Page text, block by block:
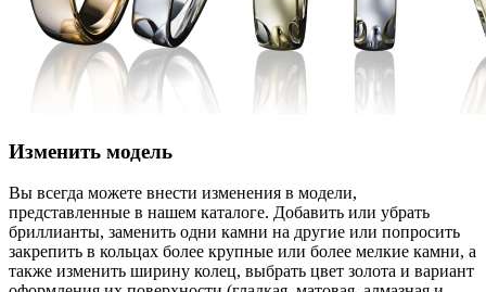
Изменить модель
Вы всегда можете внести изменения в модели,
представленные в нашем каталоге. Добавить или убрать
бриллианты, заменить одни камни на другие или попросить
закрепить в кольцах более крупные или более мелкие камни, а
также изменить ширину колец, выбрать цвет золота и вариант